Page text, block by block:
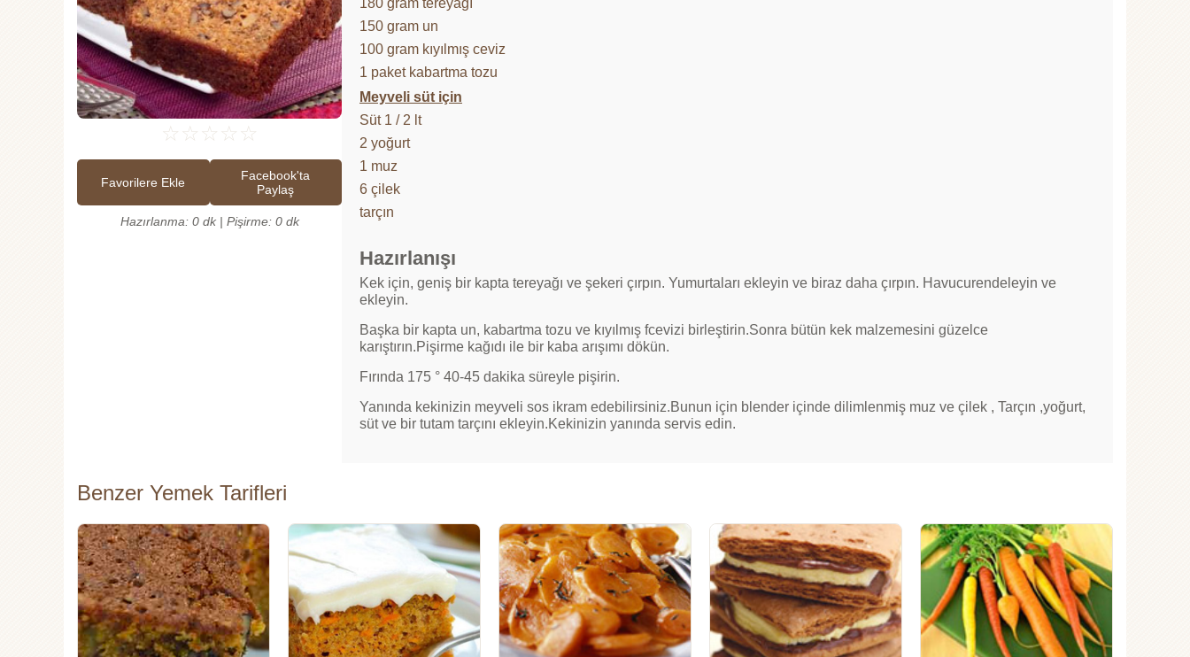
☆ ☆ ☆ ☆ ☆
Favorilere Ekle
Facebook'ta
Paylaş
Hazırlanma: 0 dk | Pişirme: 0 dk
180 gram tereyağı
150 gram un
100 gram kıyılmış ceviz
1 paket kabartma tozu
Meyveli süt için
Süt 1 / 2 lt
2 yoğurt
1 muz
6 çilek
tarçın
Hazırlanışı
Kek için, geniş bir kapta tereyağı ve şekeri çırpın. Yumurtaları ekleyin ve biraz daha çırpın. Havucurendeleyin ve
ekleyin.
Başka bir kapta un, kabartma tozu ve kıyılmış fcevizi birleştirin.Sonra bütün kek malzemesini güzelce
karıştırın.Pişirme kağıdı ile bir kaba arışımı dökün.
Fırında 175 ° 40-45 dakika süreyle pişirin.
Yanında kekinizin meyveli sos ikram edebilirsiniz.Bunun için blender içinde dilimlenmiş muz ve çilek , Tarçın ,yoğurt,
süt ve bir tutam tarçını ekleyin.Kekinizin yanında servis edin.
Benzer Yemek Tarifleri